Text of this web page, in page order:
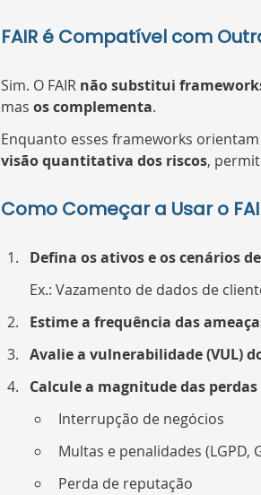
FAIR é Compatível com
Sim. O FAIR não substitui
mas os complementa.
Enquanto esses frameworks orientam
visão quantitativa dos riscos,
Como Começar a Usar o
Defina os ativos e os cenários
Ex.: Vazamento de dados de
Estime a frequência das
Avalie a vulnerabilidade (VUL)
Calcule a magnitude das
Interrupção de negócios
Multas e penalidades (LGPD,
Perda de reputação